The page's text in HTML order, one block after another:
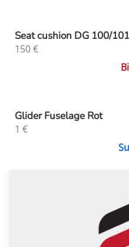
Seat cushion DG 100/
150€
Glider Fuselage Rot
1 €